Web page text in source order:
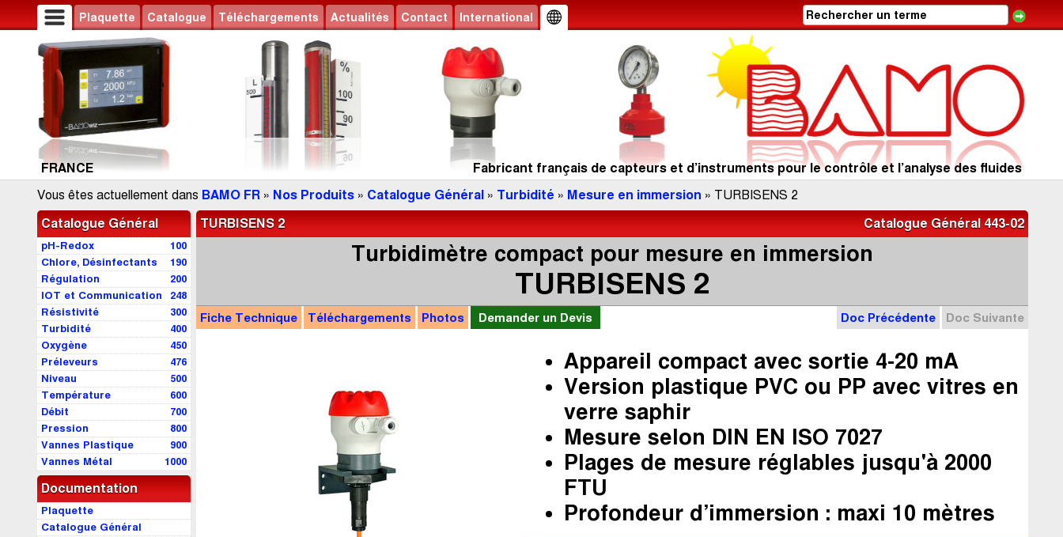
Plaquette Catalogue Téléchargements Actualités Contact International
FRANCE
Fabricant français de capteurs et d’instruments pour le contrôle et l’analyse des fluides
Vous êtes actuellement dans BAMO FR » Nos Produits » Catalogue Général » Turbidité » Mesure en immersion » TURBISENS 2
Catalogue Général
100
pH-Redox
190
Chlore, Désinfectants
200
Régulation
248
IOT et Communication
300
Résistivité
400
Turbidité
450
Oxygène
476
Préleveurs
500
Niveau
600
Température
700
Débit
800
Pression
900
Vannes Plastique
1000
Vannes Métal
Documentation
Plaquette
Catalogue Général
Catalogue Général 443-02
TURBISENS 2
Turbidimètre compact pour mesure en immersion
TURBISENS 2
Doc Précédente Doc Suivante
Fiche Technique Téléchargements Photos Demander un Devis
Appareil compact avec sortie 4-20 mA
Version plastique PVC ou PP avec vitres en
verre saphir
Mesure selon DIN EN ISO 7027
Plages de mesure réglables jusqu'à 2000
FTU
Profondeur d’immersion : maxi 10 mètres